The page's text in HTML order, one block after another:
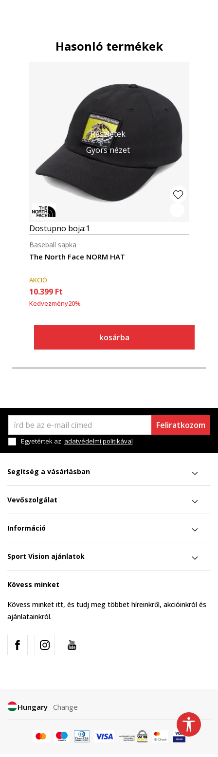
Hasonló termékek
Részletek
Gyors nézet
Dostupno boja:1
The North Face NORM HAT
Baseball sapka
AKCIÓ
10.399 Ft
Kedvezmény20%
kosárba
Feliratkozom
Egyetértek az adatvédelmi politikával
Segítség a vásárlásban
Vevőszolgálat
Információ
Sport Vision ajánlatok
Kövess minket
Kövess minket itt, és tudj meg többet híreinkről, akcióinkról és
ajánlatainkról.
Hungary Change